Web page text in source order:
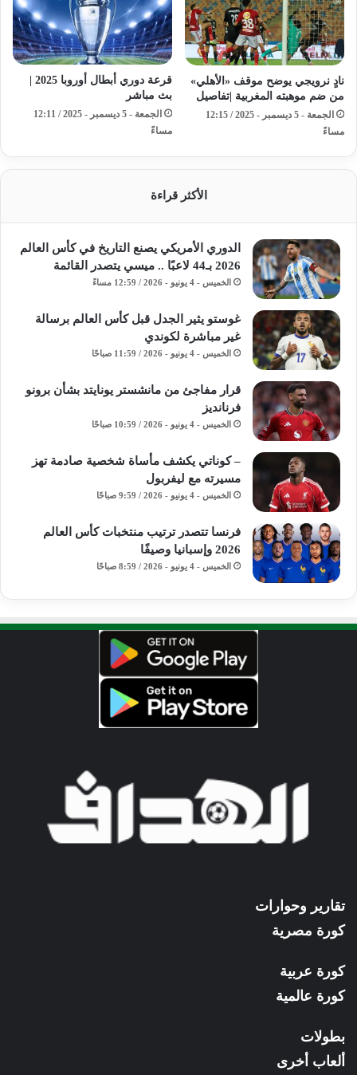
نادٍ نرويجي يوضح موقف «الأهلي»
من ضم موهبته المغربية |تفاصيل
الجمعة - 5 ديسمبر - 2025 / 12:15
مساءً
قرعة دوري أبطال أوروبا 2025 |
بث مباشر
الجمعة - 5 ديسمبر - 2025 / 12:11
مساءً
الأكثر قراءة
الدوري الأمريكي يصنع التاريخ في كأس العالم
2026 بـ44 لاعبًا .. ميسي يتصدر القائمة
الخميس - 4 يونيو - 2026 / 12:59 مساءً
غوستو يثير الجدل قبل كأس العالم برسالة
غير مباشرة لكوندي
الخميس - 4 يونيو - 2026 / 11:59 صباحًا
قرار مفاجئ من مانشستر يونايتد بشأن برونو
فرنانديز
الخميس - 4 يونيو - 2026 / 10:59 صباحًا
– كوناتي يكشف مأساة شخصية صادمة تهز
مسيرته مع ليفربول
الخميس - 4 يونيو - 2026 / 9:59 صباحًا
فرنسا تتصدر ترتيب منتخبات كأس العالم
2026 وإسبانيا وصيفًا
الخميس - 4 يونيو - 2026 / 8:59 صباحًا
تقارير وحوارات
كورة مصرية
كورة عربية
كورة عالمية
بطولات
ألعاب أخرى